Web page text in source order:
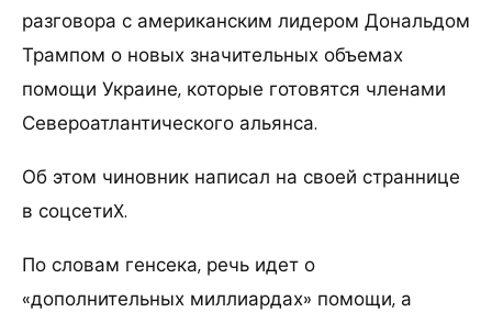
разговора с американским лидером Дональдом
Трампом о новых значительных объемах
помощи Украине, которые готовятся членами
Североатлантического альянса.
Об этом чиновник написал на своей страннице
в соцсетиX.
По словам генсека, речь идет о
«дополнительных миллиардах» помощи, а